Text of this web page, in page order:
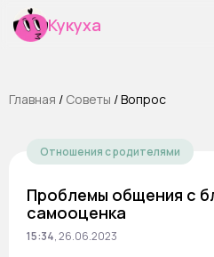
Кукуха
Главная / Cоветы /Вопрос
Отношения с родителями
Проблемы общения с
самооценка
15:34,26.06.2023